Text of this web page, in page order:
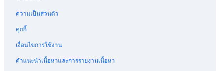
ความเป็นส่วนตัว
คุกกี้
เงื่อนไขการใช้งาน
คำแนะนำเนื้อหาและการรายงานเนื้อหา